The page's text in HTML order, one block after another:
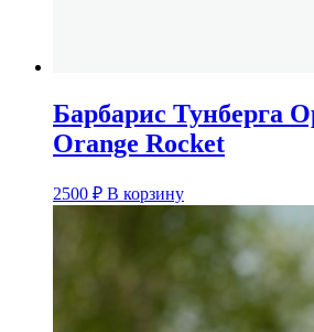
Барбарис Тунберга
Orange Rocket
2500 ₽ В корзину